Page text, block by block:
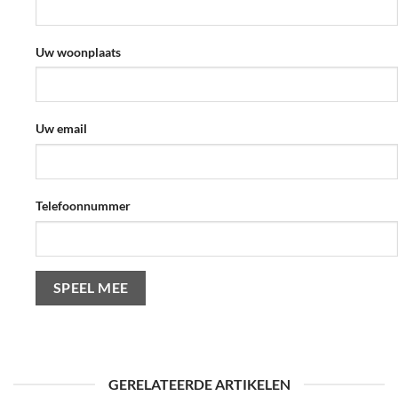
Uw woonplaats
Uw email
Telefoonnummer
GERELATEERDE ARTIKELEN